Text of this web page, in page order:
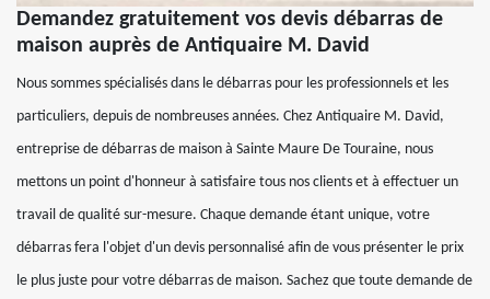
Demandez gratuitement vos devis débarras de
maison auprès de Antiquaire M. David
Nous sommes spécialisés dans le débarras pour les professionnels et les
particuliers, depuis de nombreuses années. Chez Antiquaire M. David,
entreprise de débarras de maison à Sainte Maure De Touraine, nous
mettons un point d'honneur à satisfaire tous nos clients et à effectuer un
travail de qualité sur-mesure. Chaque demande étant unique, votre
débarras fera l'objet d'un devis personnalisé afin de vous présenter le prix
le plus juste pour votre débarras de maison. Sachez que toute demande de